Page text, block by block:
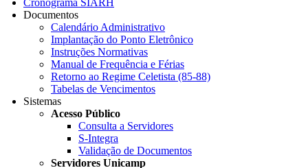
Cronograma SIARH
Documentos
Calendário Administrativo
Implantação do Ponto Eletrônico
Instruções Normativas
Manual de Frequência e Férias
Retorno ao Regime Celetista (85-88)
Tabelas de Vencimentos
Sistemas
Acesso Público
Consulta a Servidores
S-Integra
Validação de Documentos
Servidores Unicamp